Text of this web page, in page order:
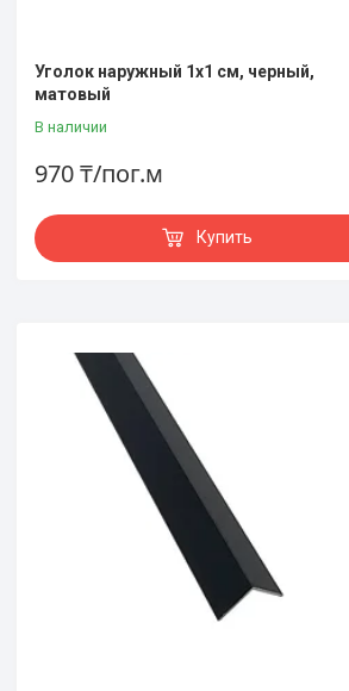
Уголок наружный 1х1 см, черный,
матовый
В наличии
970 ₸/пог.м
Купить